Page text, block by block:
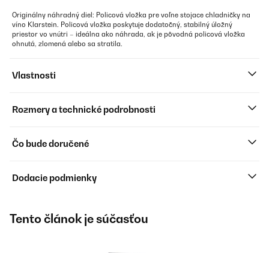
Originálny náhradný diel: Policová vložka pre voľne stojace chladničky na
víno Klarstein. Policová vložka poskytuje dodatočný, stabilný úložný
priestor vo vnútri – ideálna ako náhrada, ak je pôvodná policová vložka
ohnutá, zlomená alebo sa stratila.
Vlastnosti
Rozmery a technické podrobnosti
Čo bude doručené
Dodacie podmienky
Tento článok je súčasťou